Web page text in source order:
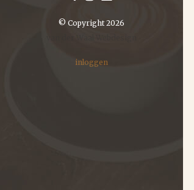
© Copyright 2026
inloggen